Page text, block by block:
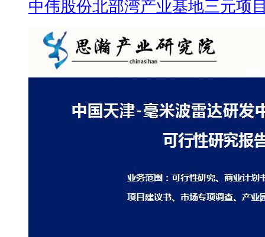
中伟股份北部湾产业基地三元项